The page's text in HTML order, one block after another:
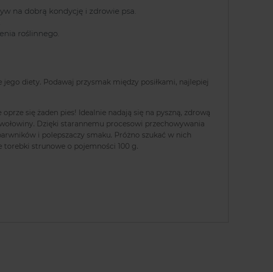
na dobrą kondycję i zdrowie psa.
roślinnego.
diety. Podawaj przysmak między posiłkami, najlepiej
się żaden pies! Idealnie nadają się na pyszną, zdrową
Dzięki starannemu procesowi przechowywania
i polepszaczy smaku. Próżno szukać w nich
torebki strunowe o pojemności 100 g.